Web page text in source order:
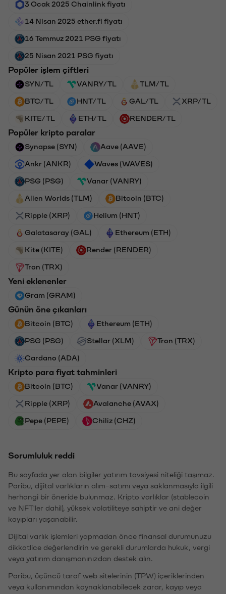
3 Ocak 2025 Chainlink fiyatı
14 Nisan 2025 ether.fi fiyatı
16 Temmuz 2021 PSG fiyatı
25 Nisan 2021 PSG fiyatı
Popüler işlem çiftleri
SYN/TL VANRY/TL TLM/TL
BTC/TL HNT/TL GAL/TL XRP/TL
KITE/TL ETH/TL RENDER/TL
Popüler kripto paralar
Synapse (SYN) Aave (AAVE)
Ankr (ANKR) Waves (WAVES)
PSG (PSG) Vanar (VANRY)
Alien Worlds (TLM) Bitcoin (BTC)
Ripple (XRP) Helium (HNT)
Galatasaray (GAL) Ethereum (ETH)
Kite (KITE) Render (RENDER)
Tron (TRX)
Yeni eklenenler
Gram (GRAM)
Günün öne çıkanları
Bitcoin (BTC) Ethereum (ETH)
PSG (PSG) Stellar (XLM) Tron (TRX)
Cardano (ADA)
Kripto para fiyat tahminleri
Bitcoin (BTC) Vanar (VANRY)
Ripple (XRP) Avalanche (AVAX)
Pepe (PEPE) Chiliz (CHZ)
Sorumluluk reddi
Bu sayfada yer alan bilgiler yatırım tavsiyesi niteliği taşımaz.
Paribu, dijital varlıkların alım-satımı veya saklanmasıyla ilgili
herhangi bir öneride bulunmaz. Kripto varlıklar (stablecoin
ve NFT'ler dahil), yüksek volatiliteye sahiptir ve ani değer
kayıpları yaşanabilir.
Dijital varlık işlemleri yapmadan önce finansal durumunuzu
dikkatlice değerlendirin ve gerekli durumlarda hukuk, vergi
veya yatırım danışmanınızdan destek alın.
Paribu, üçüncü taraf web sitelerinin (TPW) içeriklerinden
veya kullanımından kaynaklanabilecek zarar, kayıp veya